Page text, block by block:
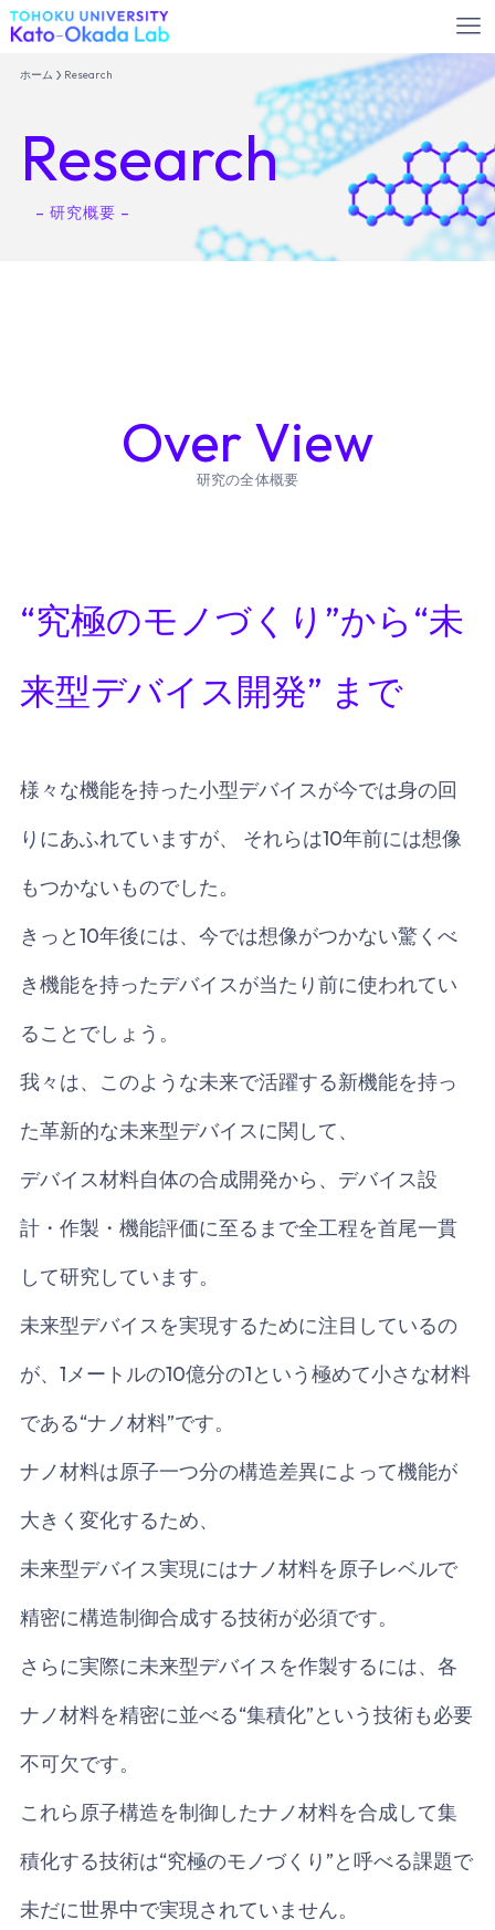
Research
– 研究概要 –
ホーム Research
Over View
研究の全体概要
“究極のモノづくり”から“未
来型デバイス開発” まで
様々な機能を持った小型デバイスが今では身の回
りにあふれていますが、 それらは10年前には想像
もつかないものでした。
きっと10年後には、今では想像がつかない驚くべ
き機能を持ったデバイスが当たり前に使われてい
ることでしょう。
我々は、このような未来で活躍する新機能を持っ
た革新的な未来型デバイスに関して、
デバイス材料自体の合成開発から、デバイス設
計・作製・機能評価に至るまで全工程を首尾一貫
して研究しています。
未来型デバイスを実現するために注目しているの
が、1メートルの10億分の1という極めて小さな材料
である“ナノ材料”です。
ナノ材料は原子一つ分の構造差異によって機能が
大きく変化するため、
未来型デバイス実現にはナノ材料を原子レベルで
精密に構造制御合成する技術が必須です。
さらに実際に未来型デバイスを作製するには、各
ナノ材料を精密に並べる“集積化”という技術も必要
不可欠です。
これら原子構造を制御したナノ材料を合成して集
積化する技術は“究極のモノづくり”と呼べる課題で
未だに世界中で実現されていません。